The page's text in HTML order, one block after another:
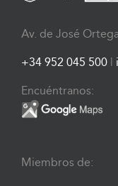
Av. de José
+34 952 045 500
Encuéntranos:
Miembros de: